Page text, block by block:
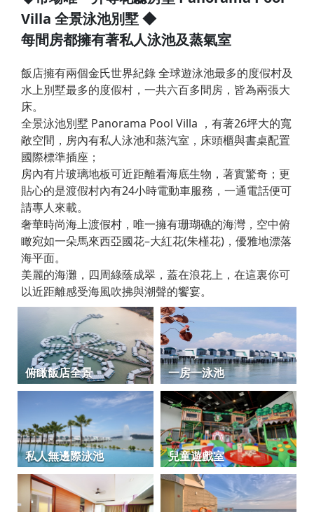
Villa 全景泳池別墅 ◆
每間房都擁有著私人泳池及蒸氣室
飯店擁有兩個金氏世界紀錄 全球遊泳池最多的度假村及
水上別墅最多的度假村，一共六百多間房，皆為兩張大
床。
全景泳池別墅 Panorama Pool Villa ，有著26坪大的寬
敞空間，房內有私人泳池和蒸汽室，床頭櫃與書桌配置
國際標準插座；
房內有片玻璃地板可近距離看海底生物，著實驚奇；更
貼心的是渡假村內有24小時電動車服務，一通電話便可
請專人來載。
奢華時尚海上渡假村，唯一擁有珊瑚礁的海灣，空中俯
瞰宛如一朵馬來西亞國花–大紅花(朱槿花)，優雅地漂落
海平面。
美麗的海灘，四周綠蔭成翠，蓋在浪花上，在這裏你可
以近距離感受海風吹拂與潮聲的饗宴。
俯瞰飯店全景 一房一泳池
私人無邊際泳池 兒童遊戲室